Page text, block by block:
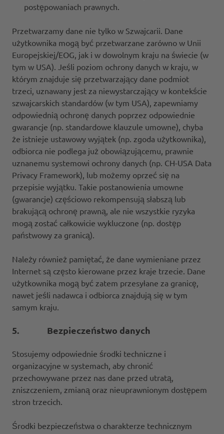
postępowaniach prawnych.
Przetwarzamy dane nie tylko w Szwajcarii. Dane
użytkownika mogą być przetwarzane zarówno w Unii
Europejskiej/EOG, jak i w dowolnym kraju na świecie (w
tym w USA). Jeśli poziom ochrony danych w kraju, w
którym znajduje się przetwarzający dane podmiot
trzeci, uznawany jest za niewystarczający w kontekście
szwajcarskich standardów (w tym USA), zapewniamy
odpowiednią ochronę danych poprzez odpowiednie
gwarancje (np. standardowe klauzule umowne), chyba
że istnieje ustawowy wyjątek (np. zgoda użytkownika),
odbiorca nie podlega już obowiązującemu, prawnie
uznanemu systemowi ochrony danych (np. CH-USA Data
Privacy Framework), lub możemy oprzeć się na
przepisie wyjątku. Takie postanowienia umowne
(gwarancje) częściowo rekompensują słabszą lub
brakującą ochronę prawną, ale nie wszystkie ryzyka
mogą zostać całkowicie wykluczone (np. dostęp
państwowy za granicą).
Należy również pamiętać, że dane wymieniane przez
Internet są często kierowane przez kraje trzecie. Dane
użytkownika mogą być zatem przesyłane za granicę,
nawet jeśli nadawca i odbiorca znajdują się w tym
samym kraju.
5. Bezpieczeństwo danych
Stosujemy odpowiednie środki techniczne i
organizacyjne w systemach, aby chronić
przechowywane przez nas dane przed utratą,
zniszczeniem, zmianą oraz nieuprawnionym dostępem
stron trzecich.
Środki bezpieczeństwa o charakterze technicznym